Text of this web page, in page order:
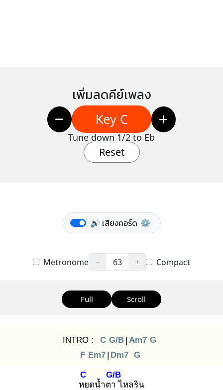
เพิ่มลดคีย์เพลง
Key C
Tune down 1/2 to Eb
Reset
🔊 เสียงคอร์ด ⚙️
Metronome − 63 + Compact
Full Scroll
INTRO : C G/B | Am7 G
F Em7 | Dm7 G
หย
C
ดน้ำตา
G/B
ไหลริน